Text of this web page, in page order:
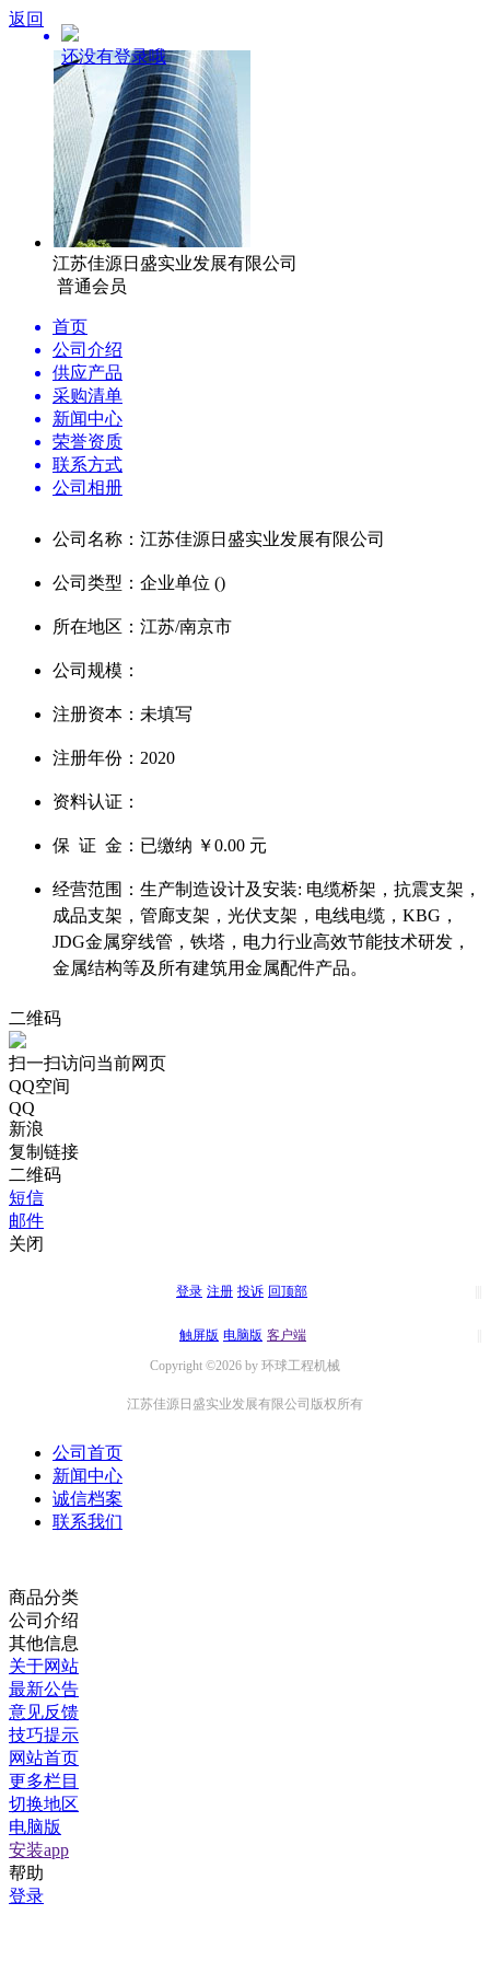
返回
江苏佳源日盛实业发展有限公司
普通会员
首页
公司介绍
供应产品
采购清单
新闻中心
荣誉资质
联系方式
公司相册
公司名称：江苏佳源日盛实业发展有限公司
公司类型：企业单位 ()
所在地区：江苏/南京市
公司规模：
注册资本：未填写
注册年份：2020
资料认证：
保 证 金：已缴纳 ￥0.00 元
经营范围：生产制造设计及安装: 电缆桥架，抗震支架，
成品支架，管廊支架，光伏支架，电线电缆，KBG，
JDG金属穿线管，铁塔，电力行业高效节能技术研发，
金属结构等及所有建筑用金属配件产品。
二维码
扫一扫访问当前网页
QQ空间
QQ
新浪
复制链接
二维码
短信
邮件
关闭
登录 注册 投诉 回顶部
触屏版 电脑版 客户端
Copyright ©2026 by 环球工程机械
江苏佳源日盛实业发展有限公司版权所有
公司首页
新闻中心
诚信档案
联系我们
商品分类
公司介绍
其他信息
还没有登录哦
关于网站
最新公告
意见反馈
技巧提示
网站首页
更多栏目
切换地区
电脑版
安装app
帮助
登录